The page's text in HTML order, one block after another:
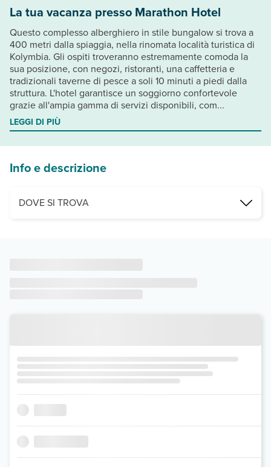
La tua vacanza presso Marathon Hotel
Questo complesso alberghiero in stile bungalow si trova a
400 metri dalla spiaggia, nella rinomata località turistica di
Kolymbia. Gli ospiti troveranno estremamente comoda la
sua posizione, con negozi, ristoranti, una caffetteria e
tradizionali taverne di pesce a soli 10 minuti a piedi dalla
struttura. L'hotel garantisce un soggiorno confortevole
grazie all'ampia gamma di servizi disponibili, com...
LEGGI DI PIÙ
Info e descrizione
DOVE SI TROVA